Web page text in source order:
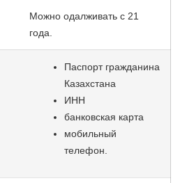
Можно одалживать с 21
года.
Паспорт гражданина
Казахстана
ИНН
банковская карта
мобильный
телефон.